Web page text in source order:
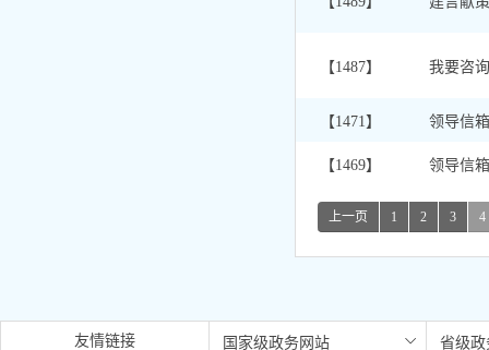
【1487】 我要咨询
【1471】 领导信箱
【1469】 领导信箱
上一页 1 2 3 4
友情链接